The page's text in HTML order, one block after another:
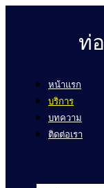
ท่
หน้าแรก
บริการ
บทความ
ติดต่อเรา